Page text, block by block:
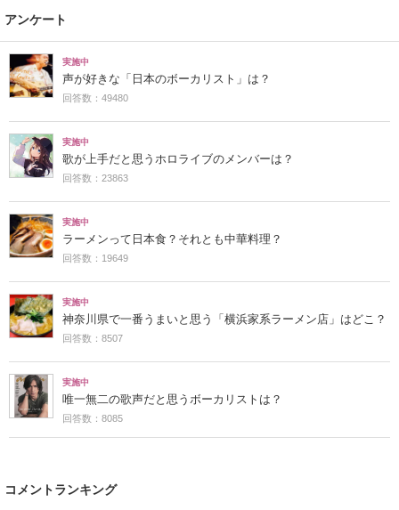
アンケート
実施中
声が好きな「日本のボーカリスト」は？
回答数：49480
実施中
歌が上手だと思うホロライブのメンバーは？
回答数：23863
実施中
ラーメンって日本食？それとも中華料理？
回答数：19649
実施中
神奈川県で一番うまいと思う「横浜家系ラーメン店」はどこ？
回答数：8507
実施中
唯一無二の歌声だと思うボーカリストは？
回答数：8085
コメントランキング